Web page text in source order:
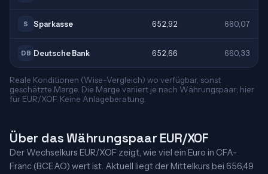
S Sparkasse 652,92 660,07
DB Deutsche Bank 652,66 660,33
Reale Konditionen (Wise-Vergleich) wo verfügbar, sonst
geschätzte Marge. Die Marge variiert je nach Währungspaar; hier
für EUR/XOF. Keine Anlageberatung.
Über das Währungspaar EUR/XOF
Der Wechselkurs EUR/XOF zeigt, wie viel ein Euro in CFA-
Franc (BCEAO) wert ist. Aktuell liegt der Mittelkurs bei 656,49